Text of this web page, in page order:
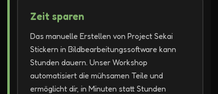
Zeit sparen
Das manuelle Erstellen von Project Sekai
Stickern in Bildbearbeitungssoftware kann
Stunden dauern. Unser Workshop
automatisiert die mühsamen Teile und
ermöglicht dir, in Minuten statt Stunden